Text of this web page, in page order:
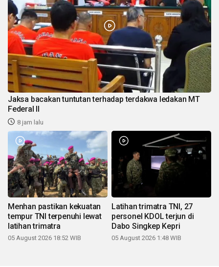
Jaksa bacakan tuntutan terhadap terdakwa ledakan MT
Federal II
8 jam lalu
Menhan pastikan kekuatan
tempur TNI terpenuhi lewat
latihan trimatra
05 August 2026 18:52 WIB
Latihan trimatra TNI, 27
personel KDOL terjun di
Dabo Singkep Kepri
05 August 2026 1:48 WIB